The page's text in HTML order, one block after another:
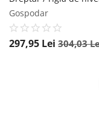
Gospodar
297,95 Lei 304,03